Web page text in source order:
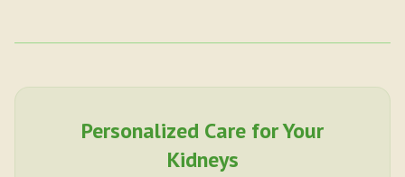
Personalized Care for Your
Kidneys